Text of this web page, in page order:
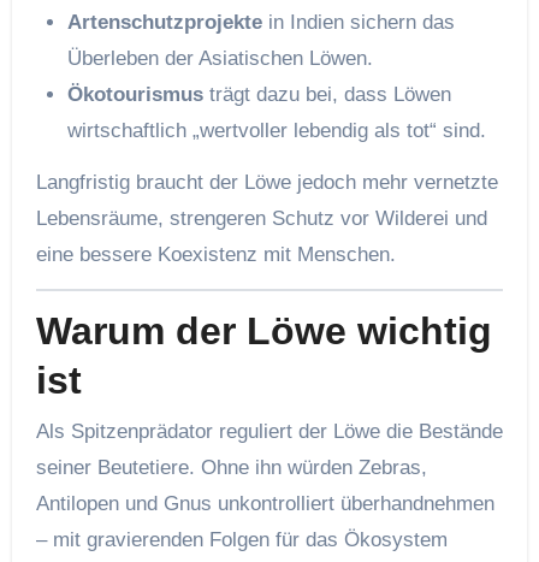
Artenschutzprojektein Indien sichern das
Überleben der Asiatischen Löwen.
Ökotourismusträgt dazu bei, dass Löwen
wirtschaftlich „wertvoller lebendig als tot“ sind.
Langfristig braucht der Löwe jedoch mehr vernetzte
Lebensräume, strengeren Schutz vor Wilderei und
eine bessere Koexistenz mit Menschen.
Warum der Löwe wichtig
ist
Als Spitzenprädator reguliert der Löwe die Bestände
seiner Beutetiere. Ohne ihn würden Zebras,
Antilopen und Gnus unkontrolliert überhandnehmen
– mit gravierenden Folgen für das Ökosystem